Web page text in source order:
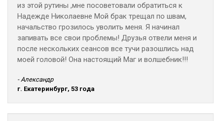
из этой рутины ,мне посоветовали обратиться к
Надежде Николаевне Мой брак трещал по швам,
начальство грозилось уволить меня. Я начинал
запивать все свои проблемы! Друзья отвели меня и
после нескольких сеансов все тучи разошлись над
моей головой! Она настоящий Маг и волшебник!!!
- Александр
г. Екатеринбург, 53 года